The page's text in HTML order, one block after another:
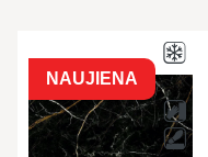
NAUJIENA